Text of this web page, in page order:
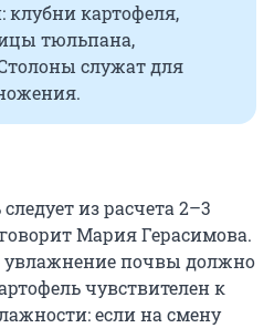
клубни картофеля,
тюльпана,
служат для
из расчета 2–3
Мария Герасимова.
почвы должно
чувствителен к
если на смену